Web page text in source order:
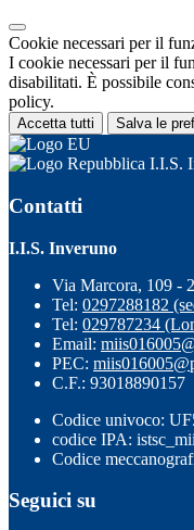
Cookie necessari per il
I cookie necessari per il
disabilitati. È possibile
policy.
Accetta tutti Salva le
I.I.S.
Contatti
I.I.S. Inveruno
Via Marcora, 109 -
Tel: 0297288182
Tel: 029787234
Email:
PEC:
C.F.: 93018890157
Codice univoco:
codice IPA:
Codice
Seguici su